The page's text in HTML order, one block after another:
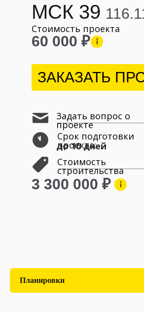
МСК 39
Стоимость проекта
Срок подготовки
проекта:
до 10 дней
60 000 ₽
3 300 000 ₽
Задать вопрос о
проекте
Стоимость
строительства
ЗАКАЗАТЬ